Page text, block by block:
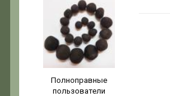
Полноправные
пользователи